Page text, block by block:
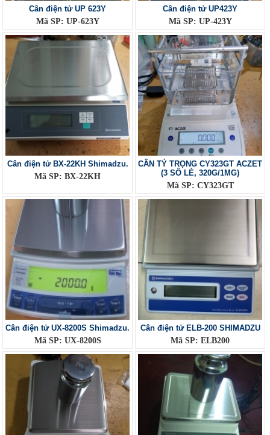
Cân điện tử UP 623Y
Mã SP: UP-623Y
Cân điện tử UP423Y
Mã SP: UP-423Y
Cân điện tử BX-22KH Shimadzu.
Mã SP: BX-22KH
CÂN TỶ TRỌNG CY323GT ACZET
(3 SỐ LẺ, 320G/1MG)
Mã SP: CY323GT
Cân điện tử UX-8200S Shimadzu.
Mã SP: UX-8200S
Cân điện tử ELB-200 SHIMADZU
Mã SP: ELB200